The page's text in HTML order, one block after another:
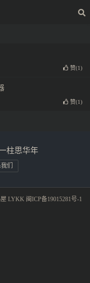
赞(1)
赞(1)
柱思华年
们
LYKK 闽ICP备19015281号-1